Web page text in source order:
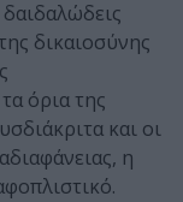
δαιδαλώδεις
δικαιοσύνης
όρια της
και οι
η